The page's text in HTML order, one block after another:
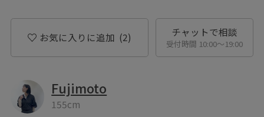
お気に入りに追加 (2) チャットで相談
受付時間 10:00〜19:00
Fujimoto
155cm